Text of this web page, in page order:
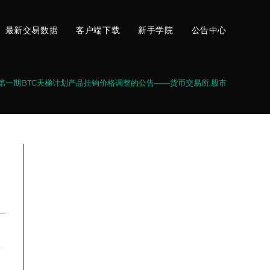
最新交易数据 客户端下载 新手学院 公告中心
一期BTC天梯计划产品挂钩价格调整的公告——货币交易所,股市